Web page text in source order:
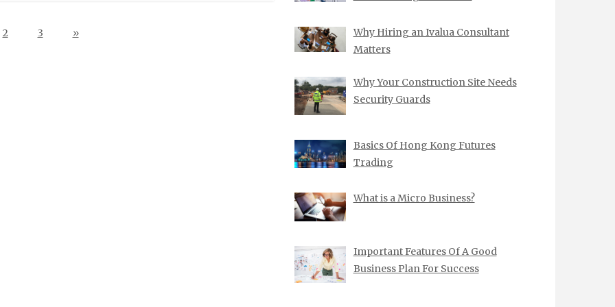
2 3 »
Why Hiring an Ivalua Consultant
Matters
Why Your Construction Site Needs
Security Guards
Basics Of Hong Kong Futures
Trading
What is a Micro Business?
Important Features Of A Good
Business Plan For Success